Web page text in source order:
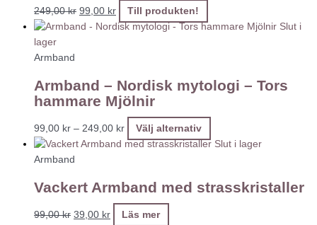
249,00kr 99,00 kr Till produkten!
Slut i
lager
Armband
Armband – Nordisk mytologi – Tors
hammare Mjölnir
99,00 kr – 249,00 kr Välj alternativ
Slut i lager
Armband
Vackert Armband med strasskristaller
99,00kr 39,00 kr Läs mer